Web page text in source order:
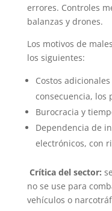
errores. Controles
balanzas y drones.
Los motivos de
los siguientes:
Costos
consecuencia, los
Burocracia y
Dependencia de
electrónicos, con
Crítica del sector:
no se use para
vehículos o